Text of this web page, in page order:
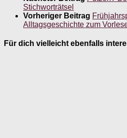
Stichworträtsel
Vorheriger Beitrag
Alltagsgeschichte zum
Für dich vielleicht ebenfalls